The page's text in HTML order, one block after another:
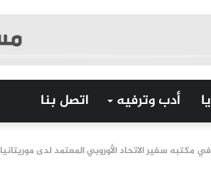
أدب وترفيه اتصل بنا
سفير الاتحاد الأوروبي المعتمد لدى موريتانيا